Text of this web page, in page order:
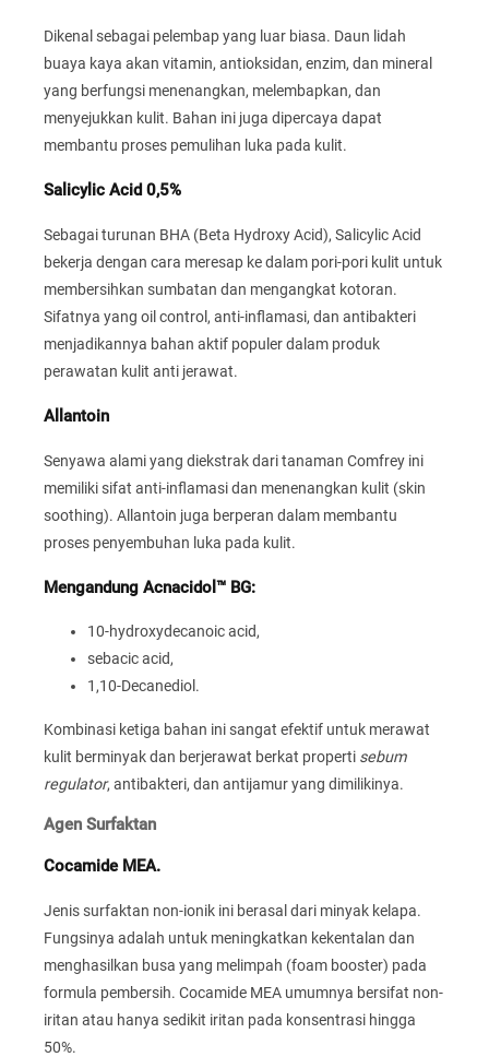
Dikenal sebagai pelembap yang luar biasa. Daun lidah
buaya kaya akan vitamin, antioksidan, enzim, dan mineral
yang berfungsi menenangkan, melembapkan, dan
menyejukkan kulit. Bahan ini juga dipercaya dapat
membantu proses pemulihan luka pada kulit.
Salicylic Acid 0,5%
Sebagai turunan BHA (Beta Hydroxy Acid), Salicylic Acid
bekerja dengan cara meresap ke dalam pori-pori kulit untuk
membersihkan sumbatan dan mengangkat kotoran.
Sifatnya yang oil control, anti-inflamasi, dan antibakteri
menjadikannya bahan aktif populer dalam produk
perawatan kulit anti jerawat.
Allantoin
Senyawa alami yang diekstrak dari tanaman Comfrey ini
memiliki sifat anti-inflamasi dan menenangkan kulit (skin
soothing). Allantoin juga berperan dalam membantu
proses penyembuhan luka pada kulit.
Mengandung Acnacidol™ BG:
10-hydroxydecanoic acid,
sebacic acid,
1,10-Decanediol.
Kombinasi ketiga bahan ini sangat efektif untuk merawat
kulit berminyak dan berjerawat berkat properti sebum
regulator, antibakteri, dan antijamur yang dimilikinya.
Agen Surfaktan
Cocamide MEA.
Jenis surfaktan non-ionik ini berasal dari minyak kelapa.
Fungsinya adalah untuk meningkatkan kekentalan dan
menghasilkan busa yang melimpah (foam booster) pada
formula pembersih. Cocamide MEA umumnya bersifat non-
iritan atau hanya sedikit iritan pada konsentrasi hingga
50%.